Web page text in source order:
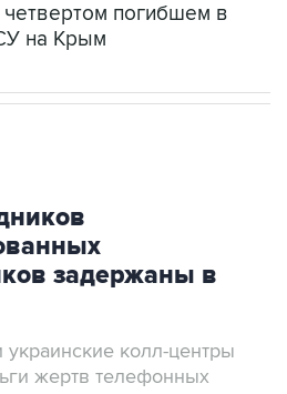
погибшем в
на Крым
задержаны в
колл-центры
жертв телефонных